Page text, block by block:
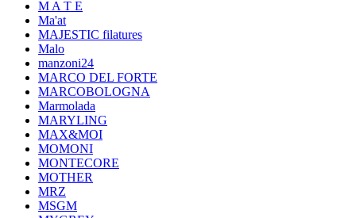
M A T E
Ma'at
MAJESTIC filatures
Malo
manzoni24
MARCO DEL FORTE
MARCOBOLOGNA
Marmolada
MARYLING
MAX&MOI
MOMONI
MONTECORE
MOTHER
MRZ
MSGM